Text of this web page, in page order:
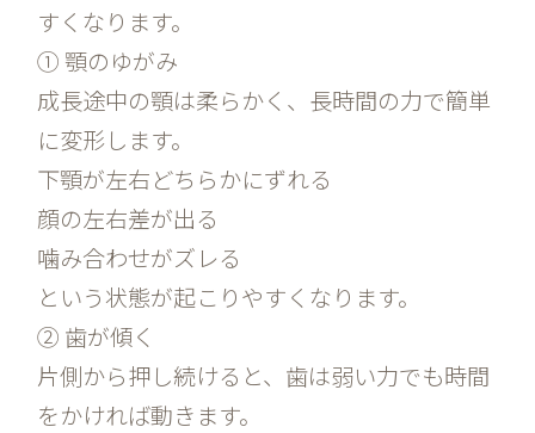
すくなります。
① 顎のゆがみ
成長途中の顎は柔らかく、長時間の力で簡単
に変形します。
下顎が左右どちらかにずれる
顔の左右差が出る
噛み合わせがズレる
という状態が起こりやすくなります。
② 歯が傾く
片側から押し続けると、歯は弱い力でも時間
をかければ動きます。